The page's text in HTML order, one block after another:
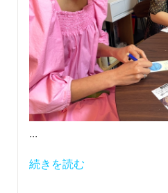
...
続きを読む